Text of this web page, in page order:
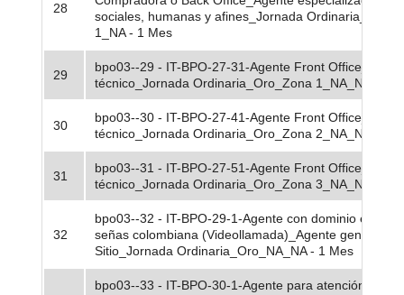
28
sociales, humanas y afines_Jornada
1_NA - 1 Mes
29
bpo03--29 - IT-BPO-27-31-Agente Front
técnico_Jornada Ordinaria_Oro_Zona 1_NA_NA - 26
30
bpo03--30 - IT-BPO-27-41-Agente Front
técnico_Jornada Ordinaria_Oro_Zona 2_NA_NA - 13
31
bpo03--31 - IT-BPO-27-51-Agente Front
técnico_Jornada Ordinaria_Oro_Zona 3_NA_NA - 11
32
bpo03--32 - IT-BPO-29-1-Agente con dominio en
señas colombiana (Videollamada)_Agente
Sitio_Jornada Ordinaria_Oro_NA_NA - 1 Mes
bpo03--33 - IT-BPO-30-1-Agente para atención con